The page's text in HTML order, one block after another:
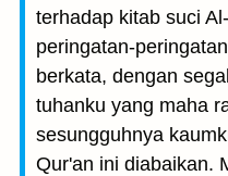
terhadap kitab suci
peringatan-
berkata, dengan
tuhanku yang maha
sesungguhnya
Qur'an ini diabaikan.